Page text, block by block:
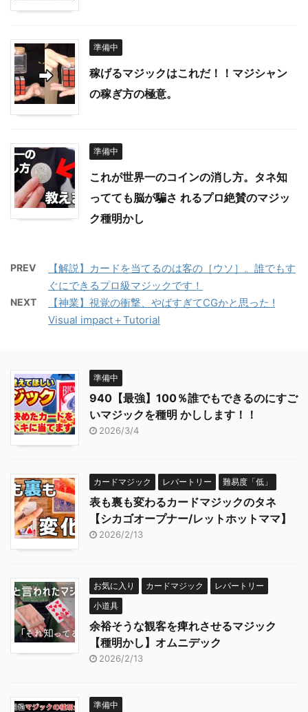
準備中
稼げるマジックはこれだ！！マジシャン
の稼ぎ方の極意。
準備中
これが世界一のコインの消し方。タネ知
ってても脳が騙さ れるプロ絶賛のマジッ
ク種明かし
PREV
【解説】カードを当てるのは客の［ウソ］。誰でもす
ぐにできるプロ級マジックです！
NEXT
【神業】視覚の衝撃、やばすぎてCGかと思った !
Visual impact＋Tutorial
準備中
940【最強】100％誰でもできるのにすご
いマジックを種明 かしします！！
2026/3/4
カードマジック レパートリー 難易度「低」
表も裏も変わるカードマジックのタネ
【シカゴオープナー/レットホットママ】
2026/2/13
お気に入り カードマジック
レパートリー
小道具
余裕そうな観客を痺れさせるマジック
【種明かし】オムニデック
2026/2/13
準備中